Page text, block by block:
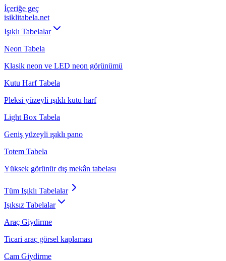
İçeriğe geç
isiklitabela.net
Işıklı Tabelalar
Neon Tabela
Klasik neon ve LED neon görünümü
Kutu Harf Tabela
Pleksi yüzeyli ışıklı kutu harf
Light Box Tabela
Geniş yüzeyli ışıklı pano
Totem Tabela
Yüksek görünür dış mekân tabelası
Tüm Işıklı Tabelalar
Işıksız Tabelalar
Araç Giydirme
Ticari araç görsel kaplaması
Cam Giydirme